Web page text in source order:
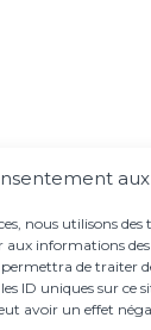
nous utilisons des
aux informations
de traiter
ID uniques sur ce
avoir un effet